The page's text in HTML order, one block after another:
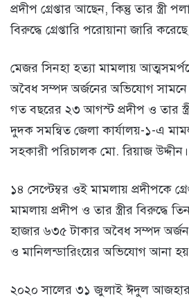
প্রদীপ গ্রেপ্তার আছেন, কিন্তু তার স্ত্রী
বিরুদ্ধে গ্রেপ্তারি পরোয়ানা জারি
মেজর সিনহা হত্যা মামলায়
অবৈধ সম্পদ অর্জনের অভিযোগ
গত বছরের ২৩ আগস্ট প্রদীপ ও তার
দুদক সমন্বিত জেলা কার্যালয়-১-এ
সহকারী পরিচালক মো. রিয়াজ উদ্দীন।
১৪ সেপ্টেম্বর ওই মামলায় প্রদীপকে
মামলায় প্রদীপ ও তার স্ত্রীর বিরুদ্ধে
হাজার ৬৩৫ টাকার অবৈধ সম্পদ
ও মানিলন্ডারিংয়ের অভিযোগ আনা
২০২০ সালের ৩১ জুলাই ঈদুল